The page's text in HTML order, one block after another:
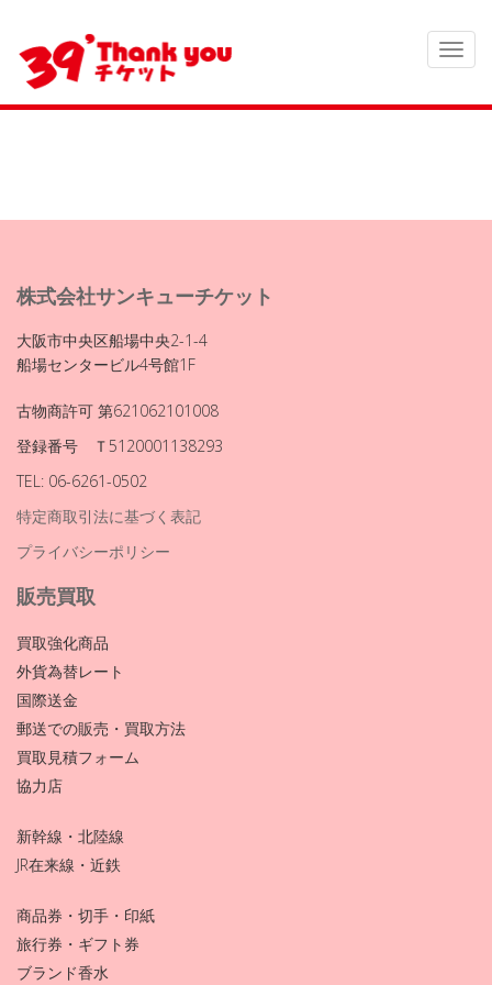
株式会社サンキューチケット
大阪市中央区船場中央2-1-4
船場センタービル4号館1F
古物商許可 第621062101008
登録番号 Ｔ5120001138293
TEL: 06-6261-0502
特定商取引法に基づく表記
プライバシーポリシー
販売買取
買取強化商品
外貨為替レート
国際送金
郵送での販売・買取方法
買取見積フォーム
協力店
新幹線・北陸線
JR在来線・近鉄
商品券・切手・印紙
旅行券・ギフト券
ブランド香水